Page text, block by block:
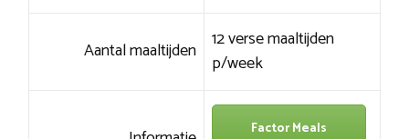
Aantal maaltijden 12 verse maaltijden
p/week
Factor Meals